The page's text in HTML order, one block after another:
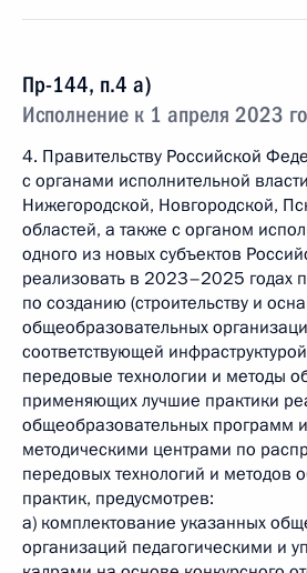
Пр-144, п.4 а)
Исполнение к 1 апреля 2023
4. Правительству Российской
с органами исполнительной
Нижегородской, Новгородской,
областей, а также с органом
одного из новых субъектов
реализовать в 2023–2025 годах
по созданию (строительству и
общеобразовательных
соответствующей
передовые технологии и методы
применяющих лучшие практики
общеобразовательных программ
методическими центрами по
передовых технологий и методов
практик, предусмотрев:
а) комплектование указанных
организаций педагогическими и